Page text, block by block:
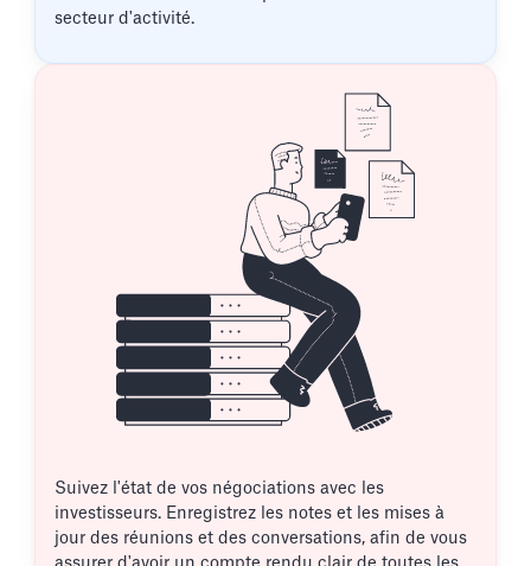
secteur d'activité.
Suivez l'état de vos négociations avec les
investisseurs. Enregistrez les notes et les mises à
jour des réunions et des conversations, afin de vous